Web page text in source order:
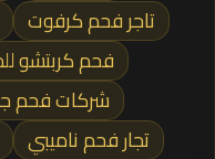
تاجر فحم كرفوت
فحم كربتشو
شركات فحم
تجار فحم ناميبي